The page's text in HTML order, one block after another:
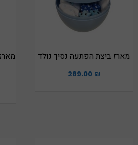
מארז ביצת הפתעה נסיך נולד
289.00 ₪